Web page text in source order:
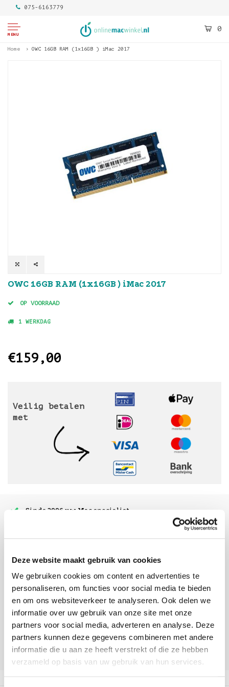
Deze website maakt gebruik van cookies
We gebruiken cookies om content en advertenties te
personaliseren, om functies voor social media te bieden
en om ons websiteverkeer te analyseren. Ook delen we
informatie over uw gebruik van onze site met onze
partners voor social media, adverteren en analyse. Deze
partners kunnen deze gegevens combineren met andere
informatie die u aan ze heeft verstrekt of die ze hebben
verzameld op basis van uw gebruik van hun services.
075-6163779
MENU
0
Home OWC 16GB RAM (1x16GB ) iMac 2017
OWC 16GB RAM (1x16GB ) iMac 2017
OP VOORRAAD
1 WERKDAG
€159,00
Veilig betalen
met
Sinds 2006 uw Mac specialist
beoordelingen